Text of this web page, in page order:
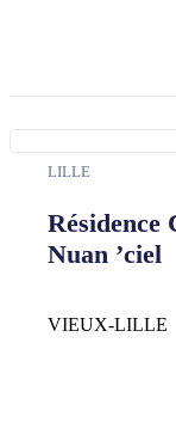
LILLE
Nuan ’ciel
VIEUX-LILLE